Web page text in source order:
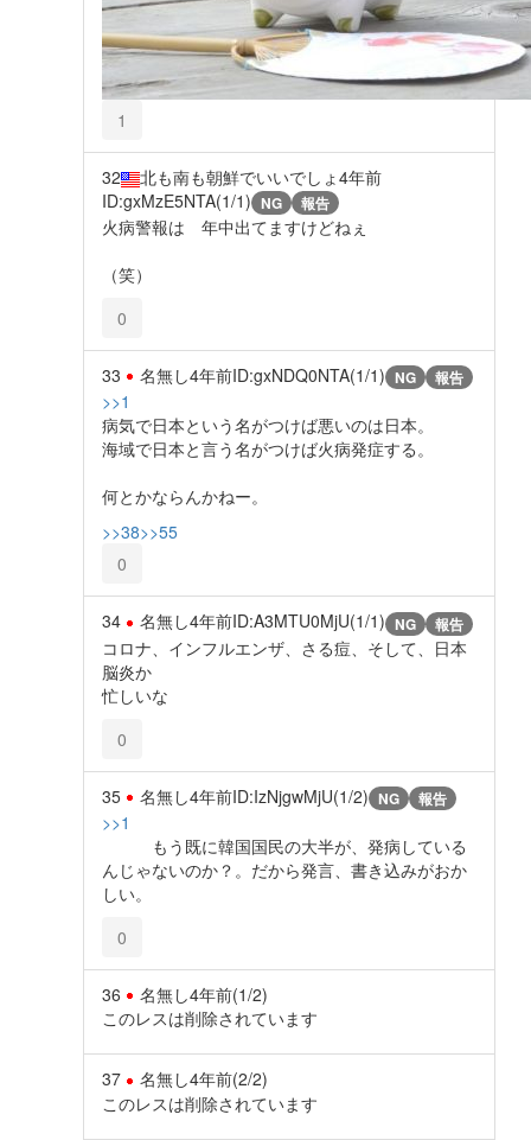
1
32 北も南も朝鮮でいいでしょ4年前
ID:gxMzE5NTA(1/1) NG 報告
火病警報は 年中出てますけどねぇ
（笑）
0
33 名無し4年前ID:gxNDQ0NTA(1/1) NG 報告
>>1
病気で日本という名がつけば悪いのは日本。
海域で日本と言う名がつけば火病発症する。
何とかならんかねー。
>>38>>55
0
34 名無し4年前ID:A3MTU0MjU(1/1) NG 報告
コロナ、インフルエンザ、さる痘、そして、日本
脳炎か
忙しいな
0
35 名無し4年前ID:IzNjgwMjU(1/2) NG 報告
>>1
もう既に韓国国民の大半が、発病している
んじゃないのか？。だから発言、書き込みがおか
しい。
0
36 名無し4年前(1/2)
このレスは削除されています
37 名無し4年前(2/2)
このレスは削除されています